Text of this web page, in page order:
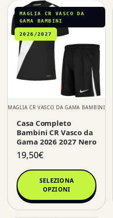
MAGLIA CR VASCO DA
GAMA BAMBINI
2026/2027
MAGLIA CR VASCO DA GAMA BAMBINI
Casa Completo
Bambini CR Vasco da
Gama 2026 2027 Nero
19,50€
SELEZIONA
OPZIONI